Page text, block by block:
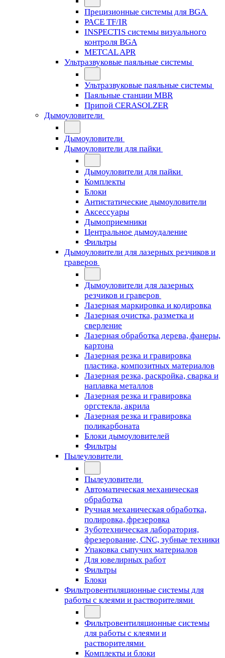
Прецизионные системы для BGA
PACE TF/IR
INSPECTIS системы визуального
контроля BGA
METCAL APR
Ультразвуковые паяльные системы
Ультразвуковые паяльные системы
Паяльные станции MBR
Припой CERASOLZER
Дымоуловители
Дымоуловители
Дымоуловители для пайки
Дымоуловители для пайки
Комплекты
Блоки
Антистатические дымоуловители
Аксессуары
Дымоприемники
Центральное дымоудаление
Фильтры
Дымоуловители для лазерных резчиков и
граверов
Дымоуловители для лазерных
резчиков и граверов
Лазерная маркировка и кодировка
Лазерная очистка, разметка и
сверление
Лазерная обработка дерева, фанеры,
картона
Лазерная резка и гравировка
пластика, композитных материалов
Лазерная резка, раскройка, сварка и
наплавка металлов
Лазерная резка и гравировка
оргстекла, акрила
Лазерная резка и гравировка
поликарбоната
Блоки дымоуловителей
Фильтры
Пылеуловители
Пылеуловители
Автоматическая механическая
обработка
Ручная механическая обработка,
полировка, фрезеровка
Зуботехническая лаборатория,
фрезерование, CNC, зубные техники
Упаковка сыпучих материалов
Для ювелирных работ
Фильтры
Блоки
Фильтровентиляционные системы для
работы с клеями и растворителями
Фильтровентиляционные системы
для работы с клеями и
растворителями
Комплекты и блоки